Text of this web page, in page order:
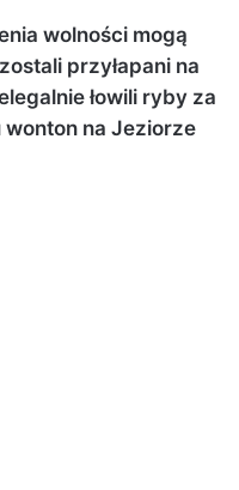
wolności mogą
przyłapani na
łowili ryby za
na Jeziorze